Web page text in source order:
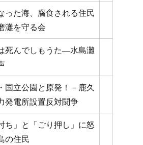
った海、腐食される住民
灘を守る会
死んでしもうた―水島灘
国立公園と原発！－鹿久
発電所設置反対闘争
ち」と「ごり押し」に怒
の住民